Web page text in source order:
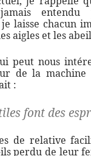
jamais
laisse chacun
aigles et les
peut nous
de la
:
font des
de relative
perdu de leur